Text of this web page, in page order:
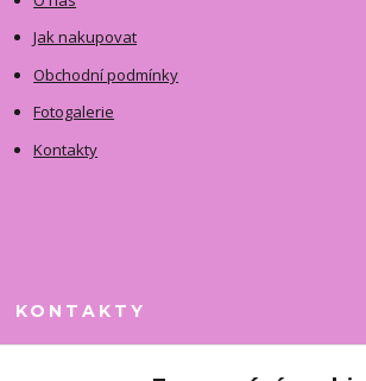
Jak nakupovat
Obchodní podmínky
Fotogalerie
Kontakty
KONTAKTY